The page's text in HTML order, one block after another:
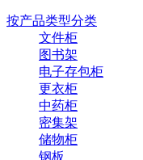
按产品类型分类
文件柜
图书架
电子存包柜
更衣柜
中药柜
密集架
储物柜
钢板